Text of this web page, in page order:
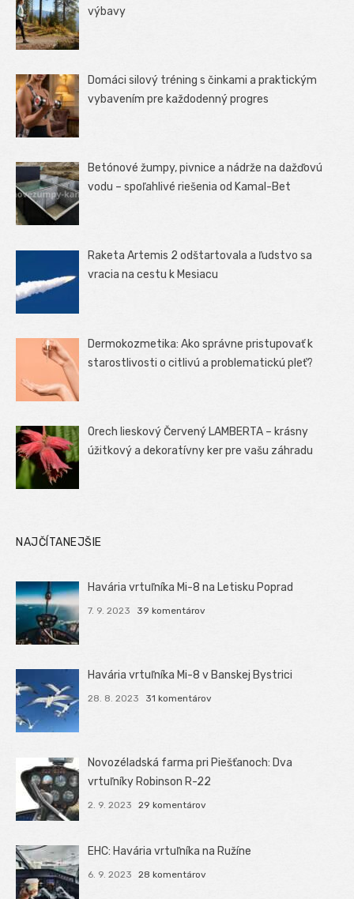
výbavy
Domáci silový tréning s činkami a praktickým
vybavením pre každodenný progres
Betónové žumpy, pivnice a nádrže na dažďovú
vodu – spoľahlivé riešenia od Kamal-Bet
Raketa Artemis 2 odštartovala a ľudstvo sa
vracia na cestu k Mesiacu
Dermokozmetika: Ako správne pristupovať k
starostlivosti o citlivú a problematickú pleť?
Orech lieskový Červený LAMBERTA – krásny
úžitkový a dekoratívny ker pre vašu záhradu
NAJČÍTANEJŠIE
Havária vrtuľníka Mi-8 na Letisku Poprad
7. 9. 2023 39 komentárov
Havária vrtuľníka Mi-8 v Banskej Bystrici
28. 8. 2023 31 komentárov
Novozéladská farma pri Piešťanoch: Dva
vrtuľníky Robinson R-22
2. 9. 2023 29 komentárov
EHC: Havária vrtuľníka na Ružíne
6. 9. 2023 28 komentárov